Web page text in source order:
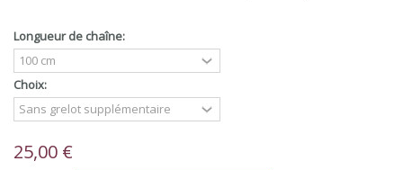
Longueur de chaîne:
Choix:
25,00 €